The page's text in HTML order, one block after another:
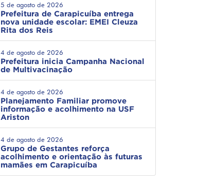
5 de agosto de 2026
Prefeitura de Carapicuíba entrega
nova unidade escolar: EMEI Cleuza
Rita dos Reis
4 de agosto de 2026
Prefeitura inicia Campanha Nacional
de Multivacinação
4 de agosto de 2026
Planejamento Familiar promove
informação e acolhimento na USF
Ariston
4 de agosto de 2026
Grupo de Gestantes reforça
acolhimento e orientação às futuras
mamães em Carapicuíba